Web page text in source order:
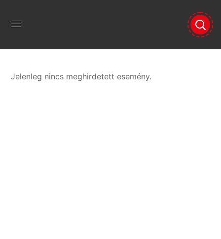
Jelenleg nincs meghirdetett esemény.